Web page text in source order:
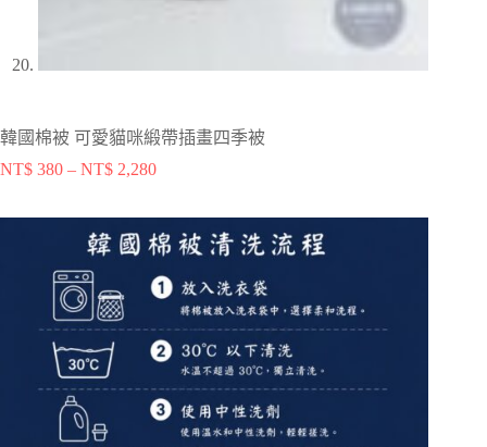
韓國棉被 可愛貓咪緞帶插畫四季被
NT$ 380 – NT$ 2,280